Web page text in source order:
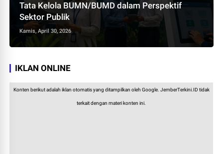
Tata Kelola BUMN/BUMD dalam Perspektif
Sektor Publik
Kamis, April 30, 2026
IKLAN ONLINE
Konten berikut adalah iklan otomatis yang ditampilkan oleh Google. JemberTerkini.ID tidak
terkait dengan materi konten ini.